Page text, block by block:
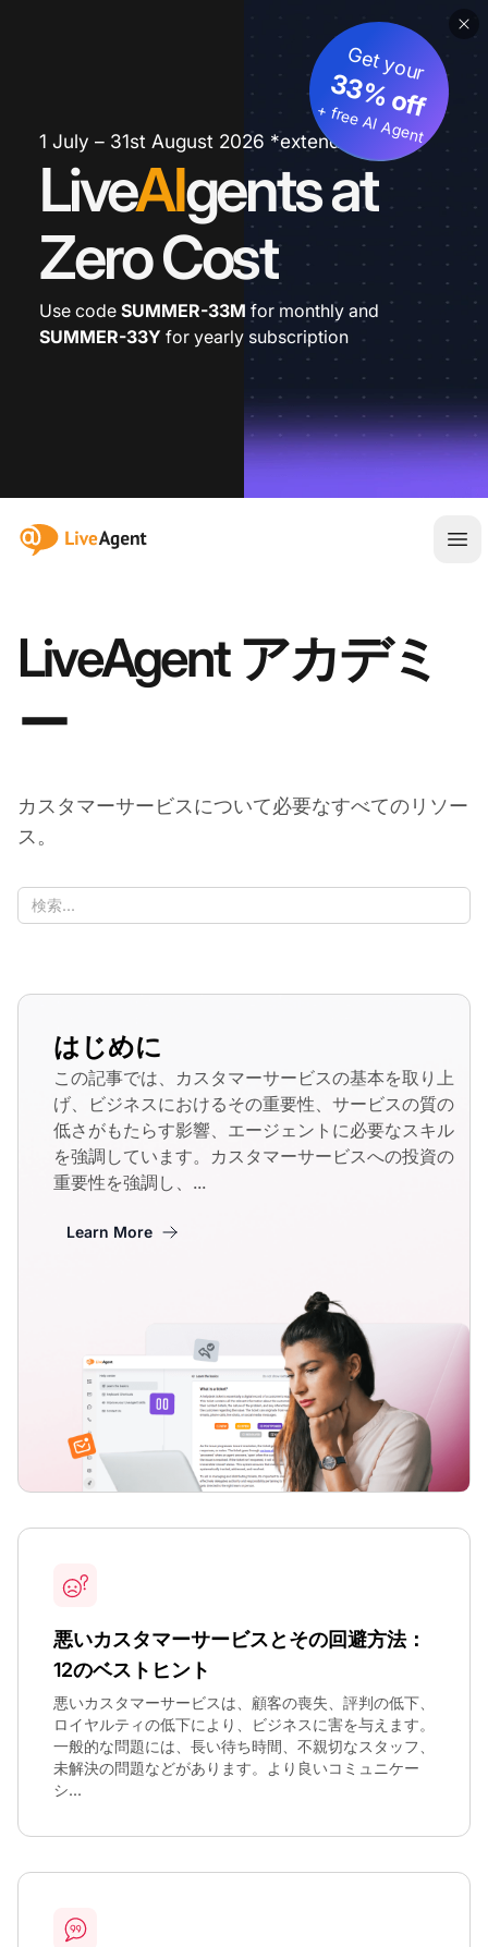
1 July – 31st August 2026 *extended
LiveAIgents at
Zero Cost
Get your
33% off
+ free AI Agent
Use code SUMMER-33M for monthly and
SUMMER-33Y for yearly subscription
:site.title
メ
LiveAgent アカデミ
ー
カスタマーサービスについて必要なすべてのリソー
ス。
はじめに
この記事では、カスタマーサービスの基本を取り上
げ、ビジネスにおけるその重要性、サービスの質の
低さがもたらす影響、エージェントに必要なスキル
を強調しています。カスタマーサービスへの投資の
重要性を強調し、...
Learn More
悪いカスタマーサービスとその回避方法：
12のベストヒント
悪いカスタマーサービスは、顧客の喪失、評判の低下、
ロイヤルティの低下により、ビジネスに害を与えます。
一般的な問題には、長い待ち時間、不親切なスタッフ、
未解決の問題などがあります。より良いコミュニケー
シ...